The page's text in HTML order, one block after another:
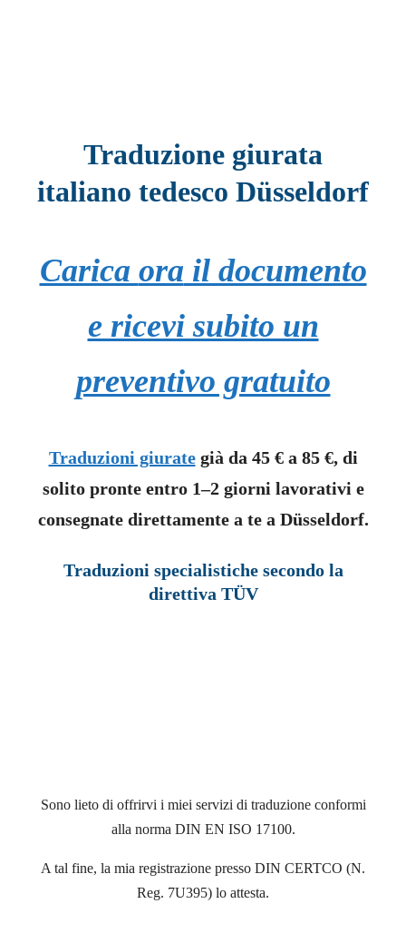
Traduzione giurata
italiano tedesco Düsseldorf
Carica ora il documento
e ricevi subito un
preventivo gratuito
Traduzioni giurategià da 45 € a 85 €, di
solito pronte entro 1–2 giorni lavorativi e
consegnate direttamente a te a Düsseldorf.
Traduzioni specialistiche secondo la
direttiva TÜV
Sono lieto di offrirvi i miei servizi di traduzione conformi
alla norma DIN EN ISO 17100.
A tal fine, la mia registrazione presso DIN CERTCO (N.
Reg. 7U395) lo attesta.